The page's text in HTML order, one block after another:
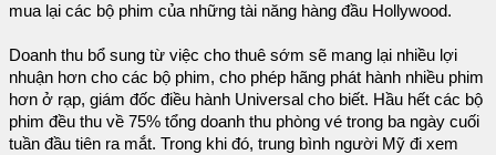
mua lại các bộ phim của những tài năng hàng đầu Hollywood.
Doanh thu bổ sung từ việc cho thuê sớm sẽ mang lại nhiều lợi
nhuận hơn cho các bộ phim, cho phép hãng phát hành nhiều phim
hơn ở rạp, giám đốc điều hành Universal cho biết. Hầu hết các bộ
phim đều thu về 75% tổng doanh thu phòng vé trong ba ngày cuối
tuần đầu tiên ra mắt. Trong khi đó, trung bình người Mỹ đi xem